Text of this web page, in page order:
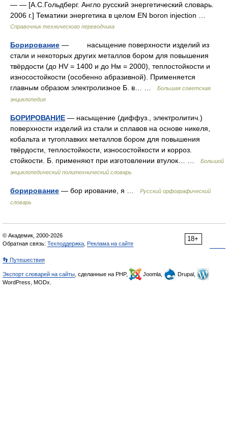
— — [А.С.Гольдберг. Англо русский энергетический словарь.
2006 г.] Тематики энергетика в целом EN boron injection …
Справочник технического переводчика
Борирование — насыщение поверхности изделий из
стали и некоторых других металлов бором для повышения
твёрдости (до HV = 1400 и до Нм = 2000), теплостойкости и
износостойкости (особенно абразивной). Применяется
главным образом электролизное Б. в… …
Большая советская
энциклопедия
БОРИРОВАНИЕ — насыщение (диффуз., электролитич.)
поверхности изделий из стали и сплавов на основе никеля,
кобальта и тугоплавких металлов бором для повышения
твёрдости, теплостойкости, износостойкости и корроз.
стойкости. Б. применяют при изготовлении втулок… …
Большой
энциклопедический политехнический словарь
борирование — бор ирование, я …
Русский орфографический
словарь
18+
© Академик, 2000-2026
Обратная связь: Техподдержка, Реклама на сайте
👣 Путешествия
Экспорт словарей на сайты, сделанные на PHP, Joomla,
Drupal,
WordPress, MODx.